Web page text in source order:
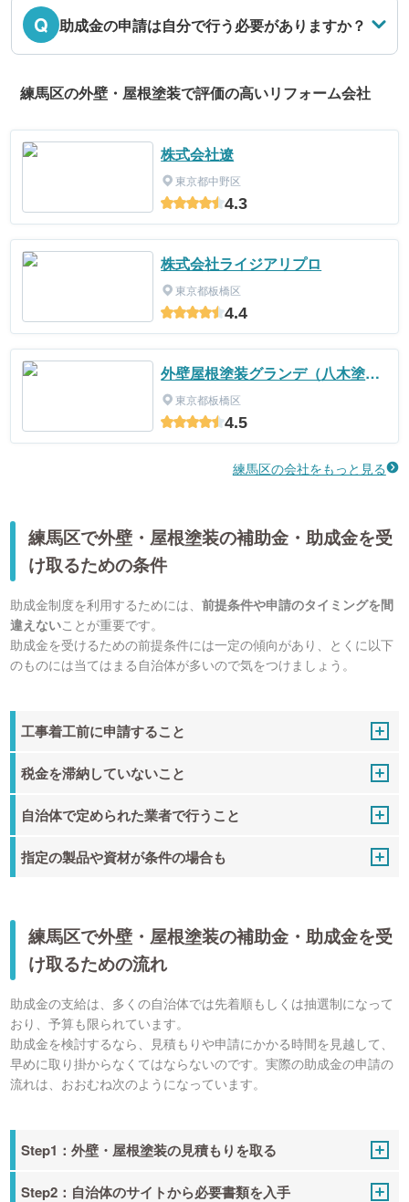
Q 助成金の申請は自分で行う必要がありますか？
練馬区の外壁・屋根塗装で評価の高いリフォーム会社
株式会社遼
東京都中野区
4.3
株式会社ライジアリプロ
東京都板橋区
4.4
外壁屋根塗装グランデ（八木塗装
株式会社）
東京都板橋区
4.5
練馬区の会社をもっと見る
練馬区で外壁・屋根塗装の補助金・助成金を受
け取るための条件
助成金制度を利用するためには、前提条件や申請のタイミングを間
違えないことが重要です。
助成金を受けるための前提条件には一定の傾向があり、とくに以下
のものには当てはまる自治体が多いので気をつけましょう。
工事着工前に申請すること
税金を滞納していないこと
自治体で定められた業者で行うこと
指定の製品や資材が条件の場合も
練馬区で外壁・屋根塗装の補助金・助成金を受
け取るための流れ
助成金の支給は、多くの自治体では先着順もしくは抽選制になって
おり、予算も限られています。
助成金を検討するなら、見積もりや申請にかかる時間を見越して、
早めに取り掛からなくてはならないのです。実際の助成金の申請の
流れは、おおむね次のようになっています。
Step1：外壁・屋根塗装の見積もりを取る
Step2：自治体のサイトから必要書類を入手